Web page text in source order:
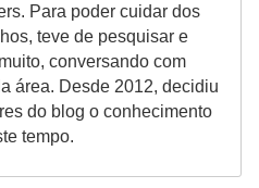
Para poder cuidar dos
teve de pesquisar e
conversando com
área. Desde 2012, decidiu
do blog o conhecimento
tempo.